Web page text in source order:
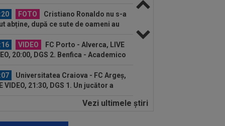
FOTO
Cristiano Ronaldo nu s-a
abține, după ce sute de oameni au
VIDEO
FC Porto - Alverca, LIVE
20:00, DGS 2. Benfica - Academico
Universitatea Craiova - FC Argeș,
VIDEO, 21:30, DGS 1. Un jucător a
Chindia Târgoviște -Vezi ultimele ştiri